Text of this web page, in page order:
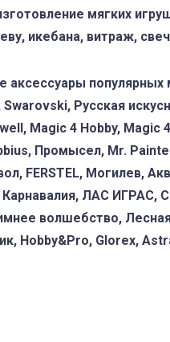
мягких
икебана, витраж,
популярных
Swarovski, Русская
Magic 4 Hobby, Magic
Промысел, Mr.
FERSTEL, Могилев,
ЛАС ИГРАС,
волшебство,
Hobby&Pro, Glorex,